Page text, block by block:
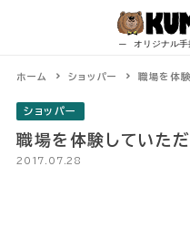
ホーム ショッパー 職場を体
ショッパー
職場を体験していただ
2017.07.28